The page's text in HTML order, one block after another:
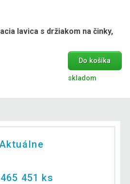
lavica s držiakom na činky,
Do košíka
skladom
465 451 ks